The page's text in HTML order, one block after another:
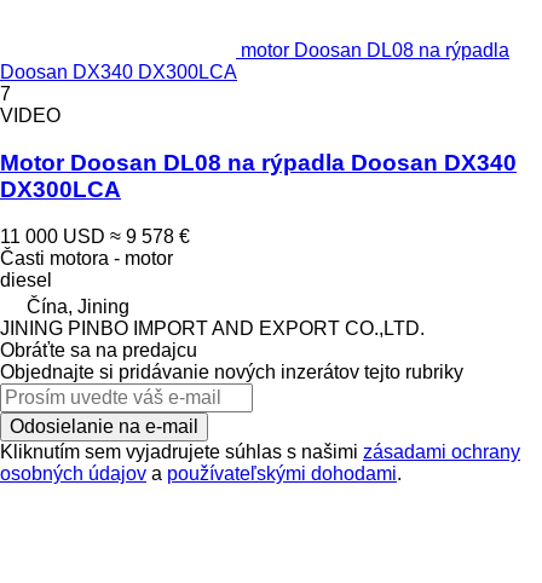
motor Doosan DL08 na rýpadla
Doosan DX340 DX300LCA
7
VIDEO
Motor Doosan DL08 na rýpadla Doosan DX340
DX300LCA
11 000 USD ≈ 9 578 €
Časti motora - motor
diesel
Čína, Jining
JINING PINBO IMPORT AND EXPORT CO.,LTD.
Obráťte sa na predajcu
Objednajte si pridávanie nových inzerátov tejto rubriky
Odosielanie na e-mail
Kliknutím sem vyjadrujete súhlas s našimi zásadami ochrany
osobných údajov a používateľskými dohodami.